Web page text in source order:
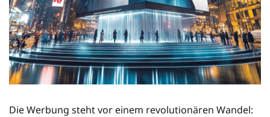
Die Werbung steht vor einem revolutionären Wandel: